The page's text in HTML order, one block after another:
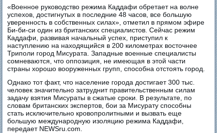
«Военное руководство режима Каддафи обретает на волне
успехов, достигнутых в последние 48 часов, все большую
уверенность в собственных силах», отметил в прямом эфире
Би-би-си один из британских специалистов. Сейчас режим
Каддафи, развивая начальный успех, приступил к
наступлению на находящийся в 200 километрах восточнее
Триполи город Мисурата. Западные военные специалисты
сомневаются, что оппозиция, не имеющая в этой части
страны хорошо вооруженных групп, способна отстоять город.
Однако тот факт, что население города достигает 300 тыс.
человек значительно затруднит правительственным силам
задачу взятия Мисураты в сжатые сроки. В результате, по
словам британских экспертов, бои за Мисурату способны
стать исключительно кровопролитными и вызвать еще
большую международную изоляцию режима Каддафи,
передает NEWSru.com.